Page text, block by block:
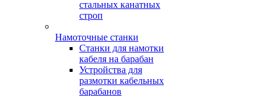
стальных канатных
строп
Намоточные станки
Станки для намотки
кабеля на барабан
Устройства для
размотки кабельных
барабанов